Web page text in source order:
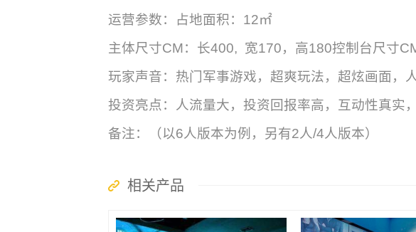
运营参数：占地面积：12㎡
主体尺寸CM：长400, 宽170，高180控制台尺寸
玩家声音：热门军事游戏，超爽玩法，超炫画面，
投资亮点：人流量大，投资回报率高，互动性真实
备注：（以6人版本为例，另有2人/4人版本）
相关产品